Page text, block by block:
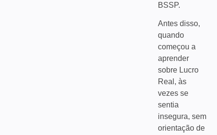
BSSP.
Antes disso,
quando
começou a
aprender
sobre Lucro
Real, às
vezes se
sentia
insegura, sem
orientação de